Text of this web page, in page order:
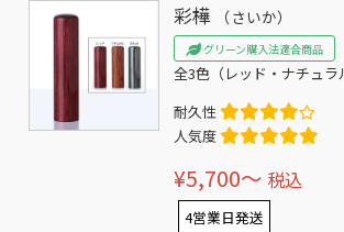
彩樺 （さいか）
グリーン購入法適合商品
全3色（レッド・ナチュラ
耐久性
人気度
¥5,700〜 税込
4営業日発送